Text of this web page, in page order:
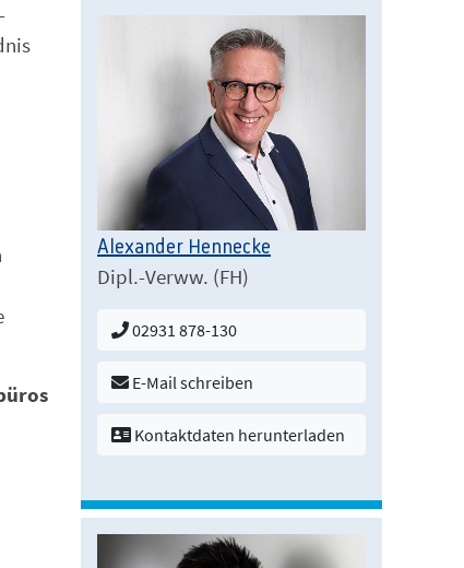
Alexander Hennecke
Dipl.-Verww. (FH)
02931 878-130
E-Mail schreiben
Kontaktdaten herunterladen